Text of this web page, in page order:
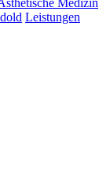
Leistungen